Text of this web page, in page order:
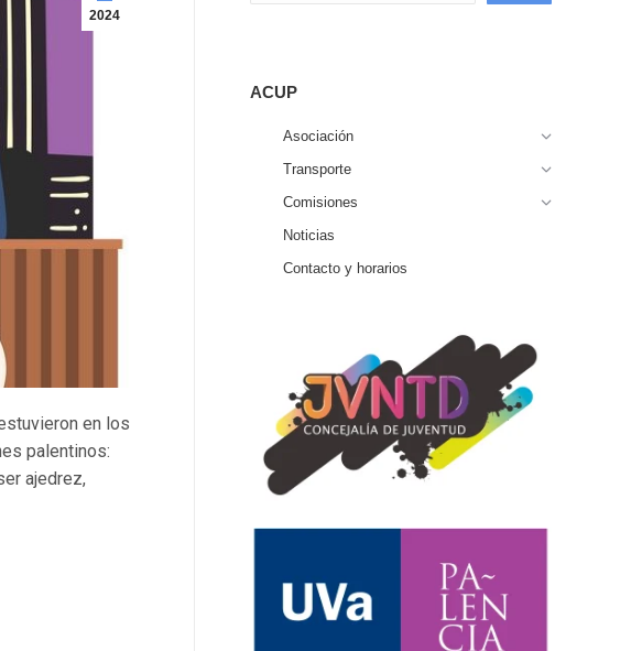
2024
en los
palentinos:
ajedrez,
ACUP
Asociación
Transporte
Comisiones
Noticias
Contacto y horarios